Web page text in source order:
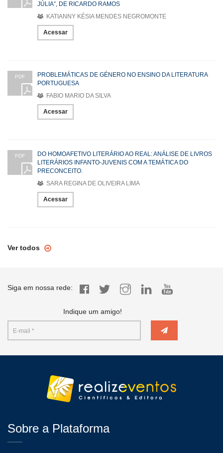
JÚLIA”, DE RICARDO RAMOS
KATIANNY KÉSIA MENDES NEGROMONTE
Acessar
PDF
PROBLEMÁTICAS DE GÉNERO NO ENSINO DA LITERATURA
PORTUGUESA
FABIO MARIO DA SILVA
Acessar
PDF
DO HOMOAFETIVO LITERÁRIO AO REAL: ANÁLISE DE LIVROS
LITERÁRIOS INFANTO-JUVENIS COM A TEMÁTICA DO
PRECONCEITO.
SARA REGINA DE OLIVEIRA LIMA
Acessar
Ver todos
Siga em nossa rede:
Indique um amigo!
Sobre a Plataforma